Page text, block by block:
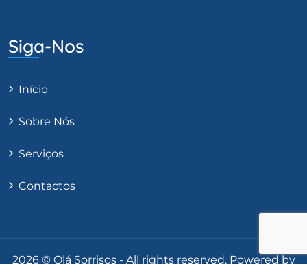
Siga-Nos
Início
Sobre Nós
Serviços
Contactos
2026 © Olá Sorrisos - All rights reserved. Powered by